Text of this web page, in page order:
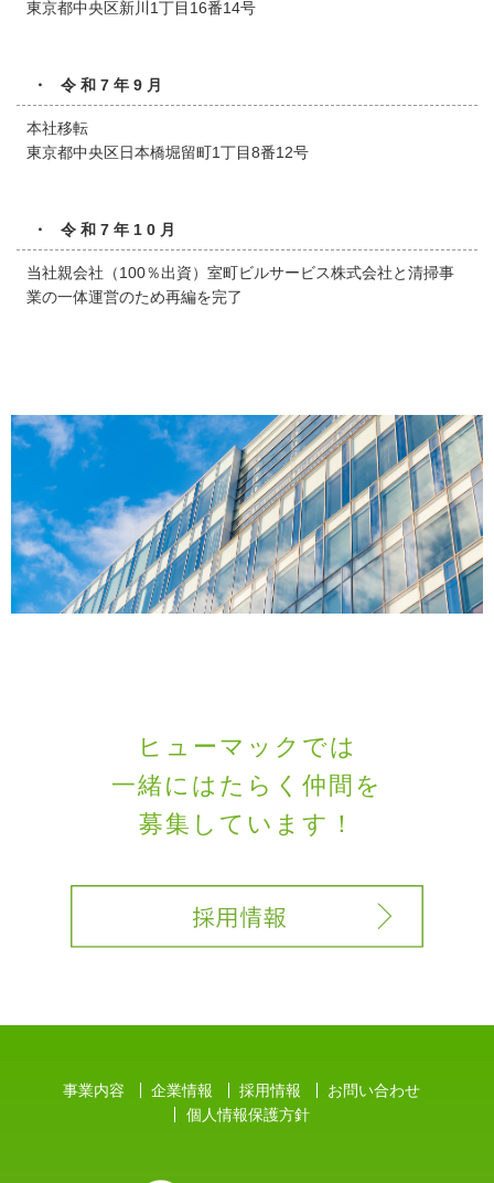
東京都中央区新川1丁目16番14号
・ 令和7年9月
本社移転
東京都中央区日本橋堀留町1丁目8番12号
・ 令和7年10月
当社親会社（100％出資）室町ビルサービス株式会社と清掃事
業の一体運営のため再編を完了
ヒューマックでは
一緒にはたらく 仲間を
募集しています！
事業内容 企業情報 採用情報
お問い合わせ
個人情報保護方針